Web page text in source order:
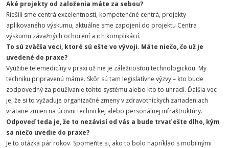
Aké projekty od založenia máte za sebou?
Riešili sme centrá excelentnosti, kompetenčné centrá, projekty
aplikovaného výskumu, aktuálne sme zapojení do projektu Centra
výskumu závažných ochorení a ich komplikácií.
To sú zväčša veci, ktoré sú ešte vo vývoji. Máte niečo, čo už je
uvedené do praxe?
Využitie telemedicíny v praxi už nie je záležitosťou technologickou. My
techniku pripravenú máme. Skôr sú tam legislatívne výzvy – kto bude
zodpovedný za používanie tohto systému alebo kto to uhradí. Ďalšia vec
je, že si to vyžaduje organizačné zmeny v zdravotníckych zariadeniach
vrátane zmien na úrovni technickej alebo personálnej infraštruktúry.
Odpoveď teda je, že to nezávisí od vás a bude trvať ešte dlho, kým
sa niečo uvedie do praxe?
Je to otázka pár rokov. Spomeňte si, ako to bolo napríklad s mobilnými